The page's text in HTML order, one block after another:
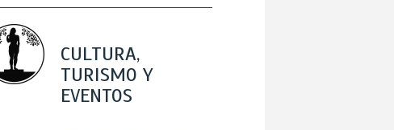
CULTURA,
TURISMO Y
EVENTOS